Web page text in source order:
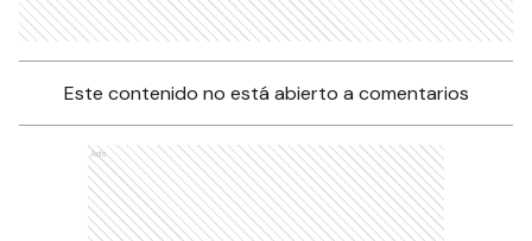
Este contenido no está abierto a comentarios
Ads